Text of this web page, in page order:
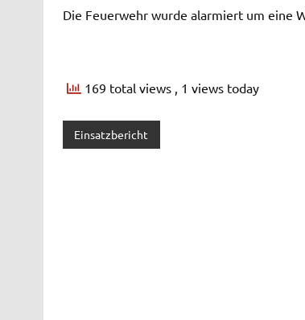
Die Feuerwehr wurde alarmiert um eine
169 total views , 1 views today
Einsatzbericht